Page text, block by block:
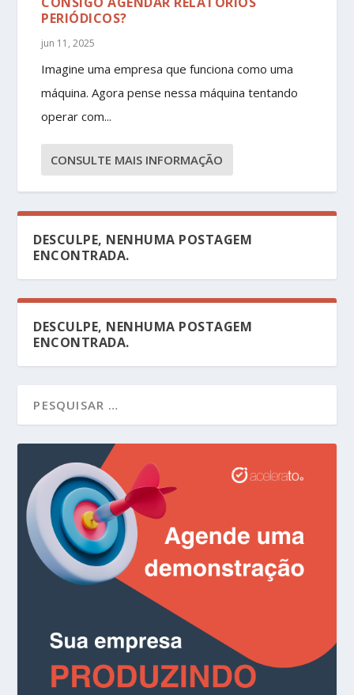
PERIÓDICOS?
jun 11, 2025
Imagine uma empresa que funciona como uma
máquina. Agora pense nessa máquina tentando
operar com...
CONSULTE MAIS INFORMAÇÃO
DESCULPE, NENHUMA POSTAGEM
ENCONTRADA.
DESCULPE, NENHUMA POSTAGEM
ENCONTRADA.